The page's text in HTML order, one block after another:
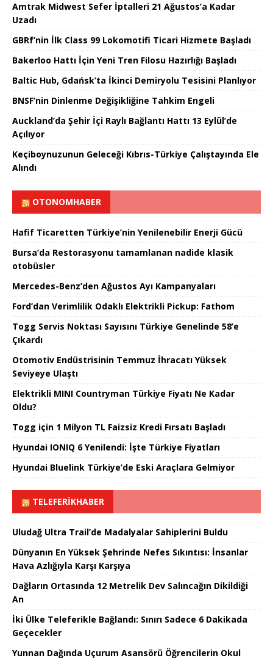
Amtrak Midwest Sefer İptalleri 21 Ağustos’a Kadar
Uzadı
GBRf’nin İlk Class 99 Lokomotifi Ticari Hizmete Başladı
Bakerloo Hattı İçin Yeni Tren Filosu Hazırlığı Başladı
Baltic Hub, Gdańsk’ta İkinci Demiryolu Tesisini Planlıyor
BNSF’nin Dinlenme Değişikliğine Tahkim Engeli
Auckland’da Şehir İçi Raylı Bağlantı Hattı 13 Eylül’de
Açılıyor
Keçiboynuzunun Geleceği Kıbrıs-Türkiye Çalıştayında Ele
Alındı
OTONOMHABER
Hafif Ticaretten Türkiye’nin Yenilenebilir Enerji Gücü
Bursa’da Restorasyonu tamamlanan nadide klasik
otobüsler
Mercedes-Benz’den Ağustos Ayı Kampanyaları
Ford’dan Verimlilik Odaklı Elektrikli Pickup: Fathom
Togg Servis Noktası Sayısını Türkiye Genelinde 58’e
Çıkardı
Otomotiv Endüstrisinin Temmuz İhracatı Yüksek
Seviyeye Ulaştı
Elektrikli MINI Countryman Türkiye Fiyatı Ne Kadar
Oldu?
Togg için 1 Milyon TL Faizsiz Kredi Fırsatı Başladı
Hyundai IONIQ 6 Yenilendi: İşte Türkiye Fiyatları
Hyundai Bluelink Türkiye’de Eski Araçlara Gelmiyor
TELEFERIKHABER
Uludağ Ultra Trail’de Madalyalar Sahiplerini Buldu
Dünyanın En Yüksek Şehrinde Nefes Sıkıntısı: İnsanlar
Hava Azlığıyla Karşı Karşıya
Dağların Ortasında 12 Metrelik Dev Salıncağın Dikildiği
An
İki Ülke Teleferikle Bağlandı: Sınırı Sadece 6 Dakikada
Geçecekler
Yunnan Dağında Uçurum Asansörü Öğrencilerin Okul